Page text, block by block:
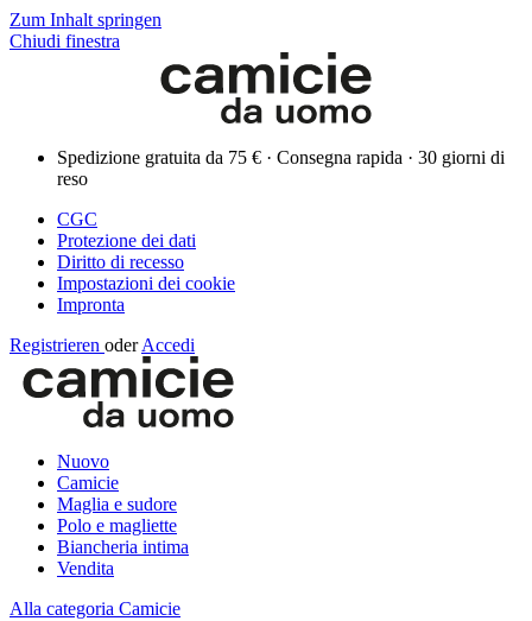
Zum Inhalt springen
Chiudi finestra
Spedizione gratuita da 75 € · Consegna rapida · 30 giorni di
reso
CGC
Protezione dei dati
Diritto di recesso
Impostazioni dei cookie
Impronta
Registrieren oder Accedi
Nuovo
Camicie
Maglia e sudore
Polo e magliette
Biancheria intima
Vendita
Alla categoria Camicie